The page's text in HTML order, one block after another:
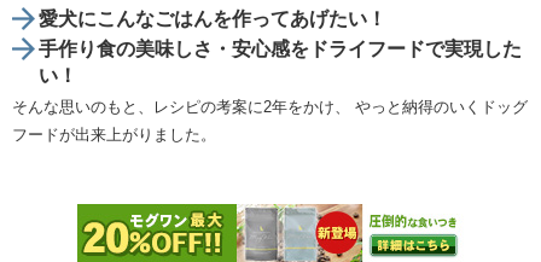
愛犬にこんなごはんを作ってあげたい！
手作り食の美味しさ・安心感をドライフードで実現した
い！
そんな思いのもと、レシピの考案に2年をかけ、 やっと納得のいくドッグ
フードが出来上がりました。